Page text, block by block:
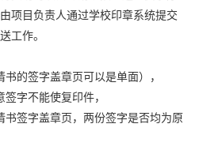
项目负责人通过学校印章系统提交
工作。
的签字盖章页可以是单面），
字不能使复印件，
书签字盖章页，两份签字是否均为原